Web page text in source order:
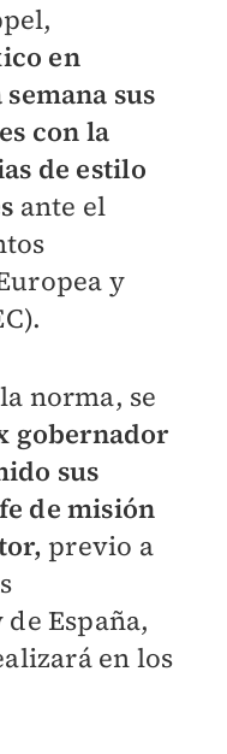
en
sus
con la
de estilo
ante el
y
norma, se
gobernador
sus
de misión
previo a
España,
en los